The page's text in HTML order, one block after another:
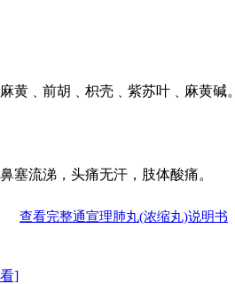
黄﹑前胡﹑枳壳﹑紫苏叶﹑麻黄碱。
塞流涕，头痛无汗，肢体酸痛。
查看完整通宣理肺丸(浓缩丸)说明书
]